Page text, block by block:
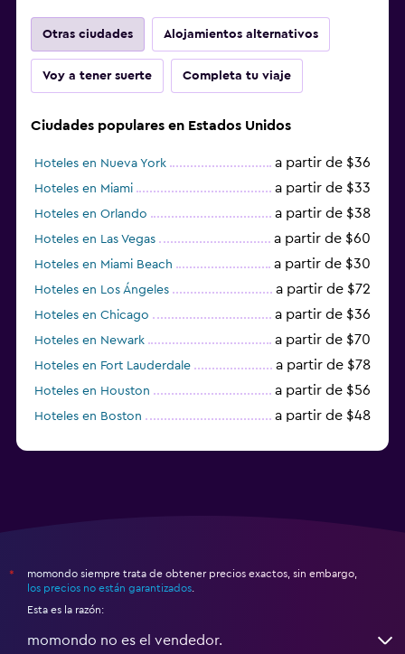
Otras ciudades Alojamientos alternativos
Voy a tener suerte Completa tu viaje
Ciudades populares en Estados Unidos
Hoteles en Nueva York a partir de $36
Hoteles en Miami a partir de $33
Hoteles en Orlando a partir de $38
Hoteles en Las Vegas a partir de $60
Hoteles en Miami Beach a partir de $30
Hoteles en Los Ángeles a partir de $72
Hoteles en Chicago a partir de $36
Hoteles en Newark a partir de $70
Hoteles en Fort Lauderdale a partir de $78
Hoteles en Houston a partir de $56
Hoteles en Boston a partir de $48
*
momondo siempre trata de obtener precios exactos, sin embargo,
los precios no están garantizados
Esta es la razón:
momondo no es el vendedor.